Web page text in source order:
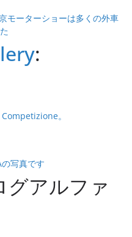
モーターショーは多くの外車
:
。
写真です
グアルファ